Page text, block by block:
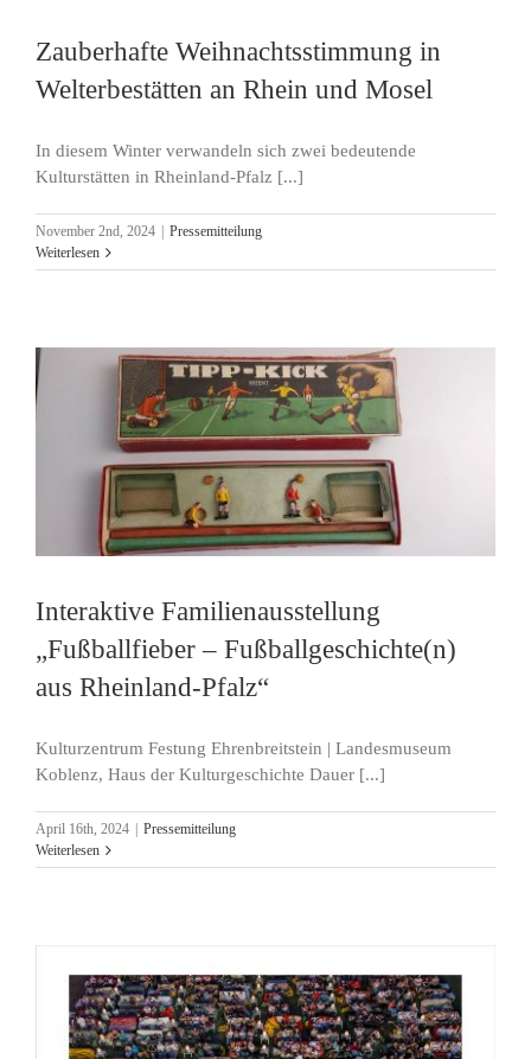
Zauberhafte Weihnachtsstimmung in
Welterbestätten an Rhein und Mosel
In diesem Winter verwandeln sich zwei bedeutende
Kulturstätten in Rheinland-Pfalz [...]
November 2nd, 2024
Pressemitteilung
Weiterlesen
Interaktive Familienausstellung
„Fußballfieber – Fußballgeschichte(n)
aus Rheinland-Pfalz“
Kulturzentrum Festung Ehrenbreitstein | Landesmuseum
Koblenz, Haus der Kulturgeschichte Dauer [...]
April 16th, 2024 | Pressemitteilung
Weiterlesen